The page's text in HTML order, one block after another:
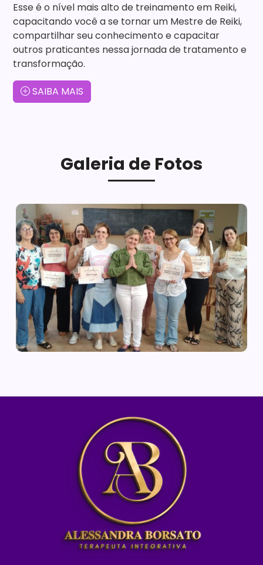
Esse é o nível mais alto de treinamento em Reiki,
capacitando você a se tornar um Mestre de Reiki,
compartilhar seu conhecimento e capacitar
outros praticantes nessa jornada de tratamento e
transformação.
SAIBA MAIS
Galeria de Fotos
Anterior